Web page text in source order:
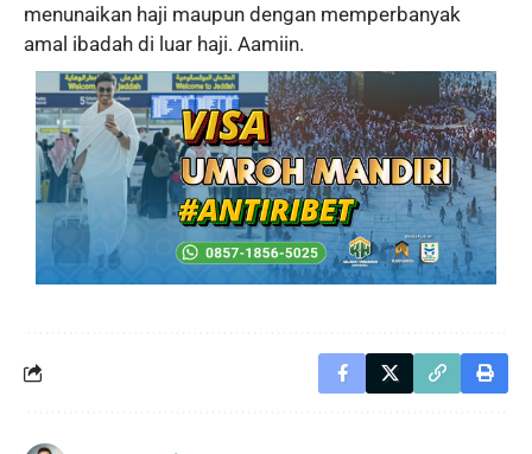
menunaikan haji maupun dengan memperbanyak
amal ibadah di luar haji. Aamiin.